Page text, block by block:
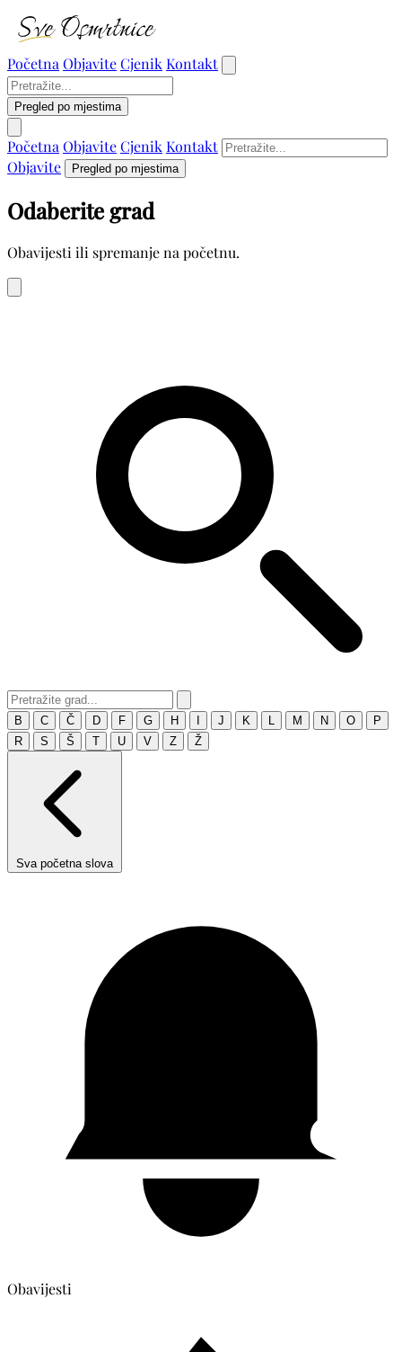
Početna ObjaviteCjenik Kontakt
Pregled po mjestima
Početna ObjaviteCjenik Kontakt
Objavite
Pregled po mjestima
Odaberite grad
Obavijesti ili spremanje na početnu.
B C Č D F G H J K M N O
P
R
S Š T U V Z Ž
Sva početna slova
Obavijesti